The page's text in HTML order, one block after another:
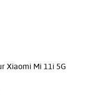
Xiaomi Mi 11i 5G